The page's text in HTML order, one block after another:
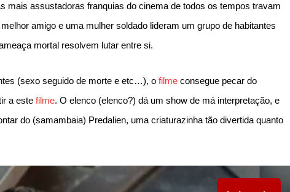
mais assustadoras franquias do cinema de todos os tempos travam
amigo e uma mulher soldado lideram um grupo de habitantes
mortal resolvem lutar entre si.
(sexo seguido de morte e etc…), o filme consegue pecar do
a este filme. O elenco (elenco?) dá um show de má interpretação, e
do (samambaia) Predalien, uma criaturazinha tão divertida quanto